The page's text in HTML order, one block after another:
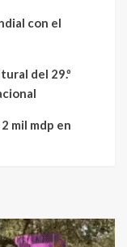
con el
del 29.º
mil mdp en